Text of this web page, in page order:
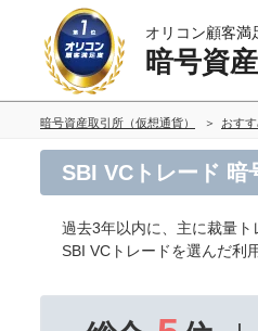
オリコン顧客満
暗号資
暗号資産取引所（仮想通貨） おす
SBI VCトレード 暗
過去3年以内に、主に裁量
SBI VCトレードを選んだ利